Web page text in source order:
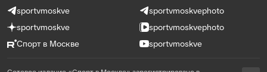
sportvmoskve
sportvmoskvephoto
sportvmoskve
sportvmoskvephoto
Спорт в Москве
sportvmoskve